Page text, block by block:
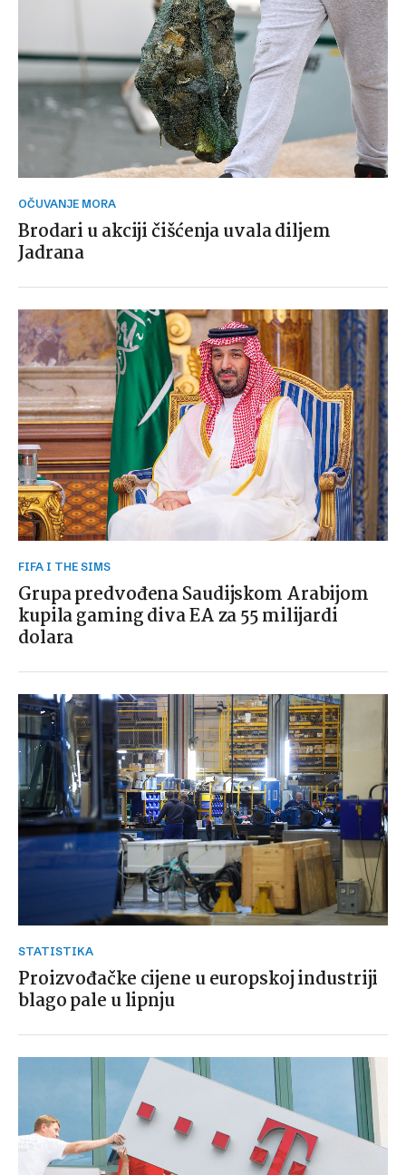
OČUVANJE MORA
Brodari u akciji čišćenja uvala diljem
Jadrana
FIFA I THE SIMS
Grupa predvođena Saudijskom Arabijom
kupila gaming diva EA za 55 milijardi
dolara
STATISTIKA
Proizvođačke cijene u europskoj industriji
blago pale u lipnju